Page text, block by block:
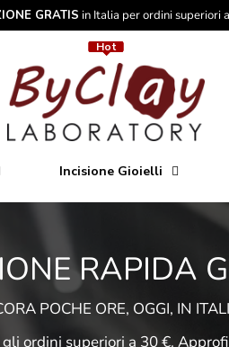
GRATIS in Italia per ordini superiori
Hot
Hot
Incisione Gioielli
RAPIDA
POCHE ORE, OGGI, IN
ordini superiori a 30 €.